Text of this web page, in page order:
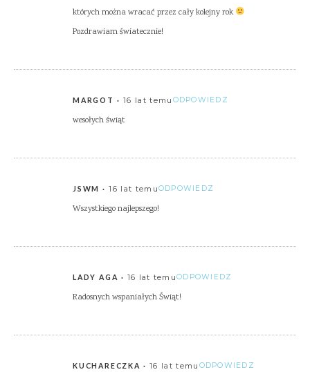
których można wracać przez cały kolejny rok
Pozdrawiam światecznie!
MARGOT 16 lat temu ODPOWIEDZ
wesołych świąt
JSWM 16 lat temuODPOWIEDZ
Wszystkiego najlepszego!
LADY AGA 16 lat temuODPOWIEDZ
Radosnych wspaniałych Świąt!
KUCHARECZKA 16 lat temu ODPOWIEDZ